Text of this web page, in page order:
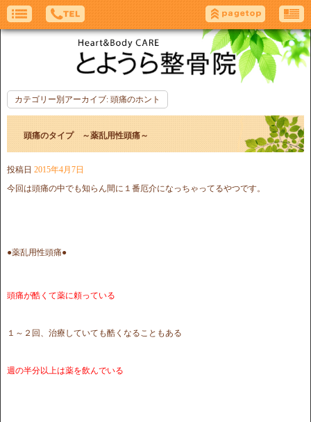
カテゴリー別アーカイブ: 頭痛のホント
頭痛のタイプ ～薬乱用性頭痛～
投稿日 2015年4月7日
今回は頭痛の中でも知らん間に１番厄介になっちゃってるやつです。
●薬乱用性頭痛●
頭痛が酷くて薬に頼っている
１～２回、治療していても酷くなることもある
週の半分以上は薬を飲んでいる